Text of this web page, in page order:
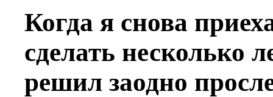
Когда я снова
сделать несколько
решил заодно